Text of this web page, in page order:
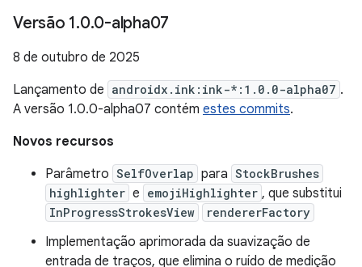
Versão 1.0.0-alpha07
8 de outubro de 2025
Lançamento de androidx.ink:ink-*:1.0.0-alpha07 .
A versão 1.0.0-alpha07 contém estes commits.
Novos recursos
Parâmetro SelfOverlap para StockBrushes
highlighter e emojiHighlighter , que substitui
InProgressStrokesView rendererFactory
Implementação aprimorada da suavização de
entrada de traços, que elimina o ruído de medição